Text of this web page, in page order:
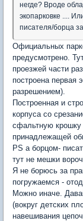
негде? Вроде
экопарковке ....
писателя/борца
Официальных
предусмотрено.
проезжей части
построена первая
разрешением).
Построенная и
корпуса со
сфальтную крошку
принадлежащей
PS а борцом-
тут не мешки
Я не борюсь за
погружаемся -
Можно иначе.
(вокруг детских
навешивания